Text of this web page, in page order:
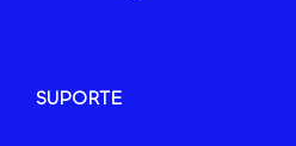
SUPORTE